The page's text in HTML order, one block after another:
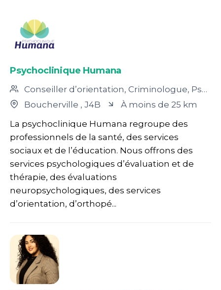
Psychoclinique Humana
Conseiller d’orientation, Criminologue, Psychologue, Psychoéducateur, Travailleur social, Psychothérapeute
Boucherville , J4B
À moins de 25 km
La psychoclinique Humana regroupe des
professionnels de la santé, des services
sociaux et de l’éducation. Nous offrons des
services psychologiques d’évaluation et de
thérapie, des évaluations
neuropsychologiques, des services
d’orientation, d’orthopé...